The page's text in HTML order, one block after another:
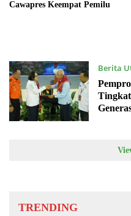
Cawapres Keempat Pemilu
Berita
TRENDING